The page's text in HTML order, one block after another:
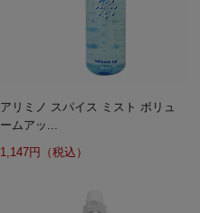
アリミノ スパイス ミスト ボリュ
ームアッ...
1,147円（税込）